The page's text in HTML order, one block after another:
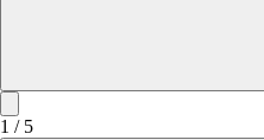
1 / 5